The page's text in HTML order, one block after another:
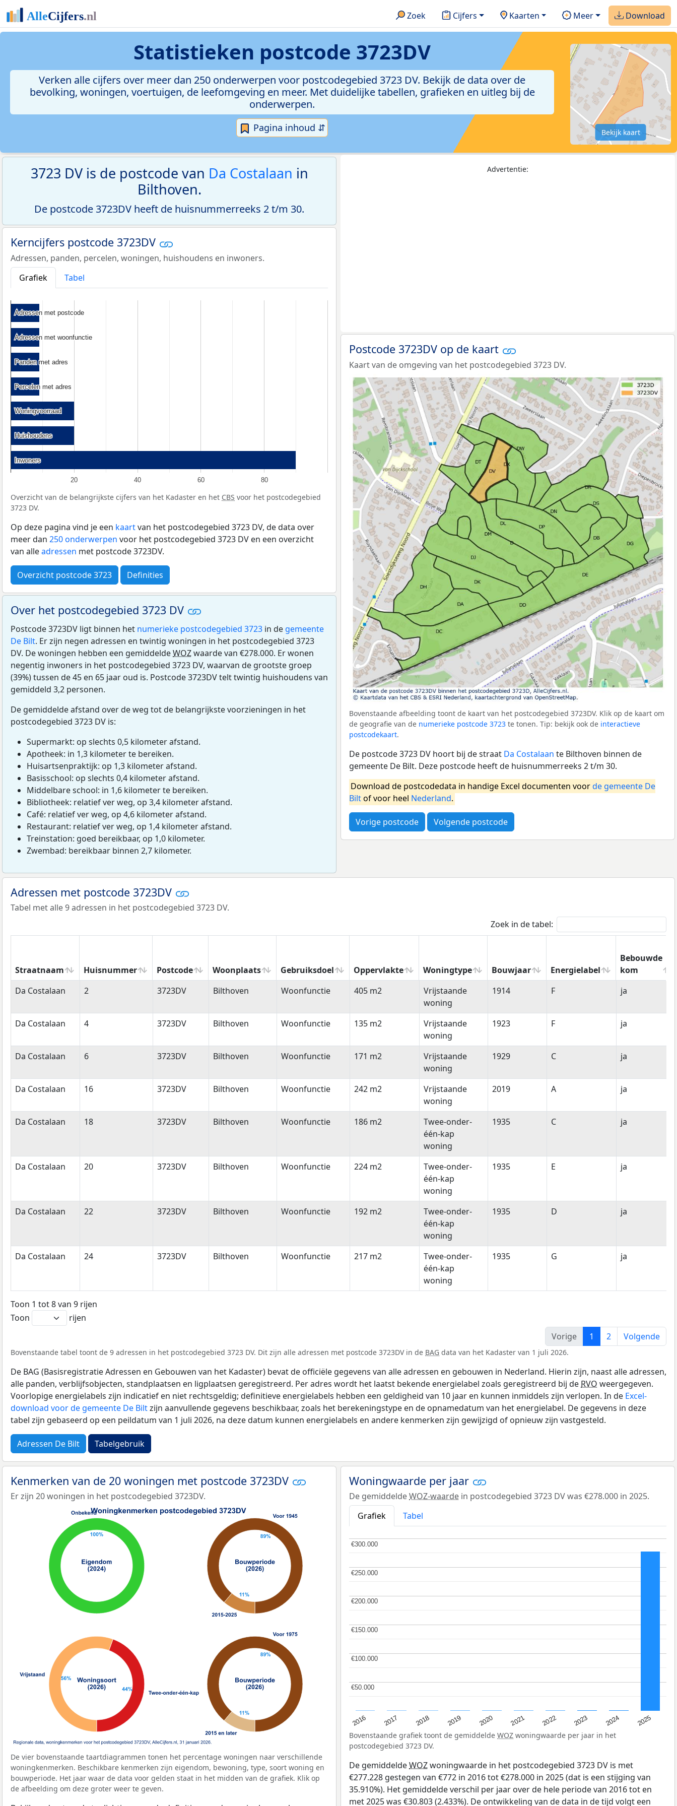
Zoek Cijfers Kaarten Meer Download
Statistieken postcode 3723DV
Verken alle cijfers over meer dan 250 onderwerpen voor postcodegebied 3723 DV. Bekijk de data over de
bevolking, woningen, voertuigen, de leefomgeving en meer. Met duidelijke tabellen, grafieken en uitleg bij de
onderwerpen.
Pagina inhoud ⇵ Bekijk kaart
3723 DV is de postcode van Da Costalaan in
Bilthoven.
De postcode 3723DV heeft de huisnummerreeks 2 t/m 30.
Kerncijfers postcode 3723DV
Adressen, panden, percelen, woningen, huishoudens en inwoners.
Grafiek
Tabel
20 40 60 80
Adressen met postcode
Adressen met postcode
Adressen met woonfunctie
Adressen met woonfunctie
Panden met adres
Panden met adres
Percelen met adres
Percelen met adres
Woningvoorraad
Woningvoorraad
Huishoudens
Huishoudens
Inwoners
Inwoners
Overzicht van de belangrijkste cijfers van het Kadaster en het CBS voor het postcodegebied
3723 DV.
Op deze pagina vind je een kaartvan het postcodegebied 3723 DV, de data over
meer dan 250 onderwerpen voor het postcodegebied 3723 DV en een overzicht
van alleadressen met postcode 3723DV.
Overzicht postcode 3723 Definities
Over het postcodegebied 3723 DV
Postcode 3723DV ligt binnen het numerieke postcodegebied 3723 in de gemeente
De Bilt. Er zijn negen adressen en twintig woningen in het postcodegebied 3723
DV. De woningen hebben een gemiddeldeWOZwaarde van €278.000. Er wonen
negentig inwoners in het postcodegebied 3723 DV, waarvan de grootste groep
(39%) tussen de 45 en 65 jaar oud is. Postcode 3723DV telt twintig huishoudens van
gemiddeld 3,2 personen.
De gemiddelde afstand over de weg tot de belangrijkste voorzieningen in het
postcodegebied 3723 DV is:
Supermarkt: op slechts 0,5 kilometer afstand.
Apotheek: in 1,3 kilometer te bereiken.
Huisartsenpraktijk: op 1,3 kilometer afstand.
Basisschool: op slechts 0,4 kilometer afstand.
Middelbare school: in 1,6 kilometer te bereiken.
Bibliotheek: relatief ver weg, op 3,4 kilometer afstand.
Café: relatief ver weg, op 4,6 kilometer afstand.
Restaurant: relatief ver weg, op 1,4 kilometer afstand.
Treinstation: goed bereikbaar, op 1,0 kilometer.
Zwembad: bereikbaar binnen 2,7 kilometer.
Advertentie:
Postcode 3723DV op de kaart
Kaart van de omgeving van het postcodegebied 3723 DV.
Bovenstaande afbeelding toont de kaart van het postcodegebied 3723DV. Klik op de kaart om
de geografie van de numerieke postcode 3723 te tonen. Tip: bekijk ook de interactieve
postcodekaart.
De postcode 3723 DV hoort bij de straat Da Costalaan te Bilthoven binnen de
gemeente De Bilt. Deze postcode heeft de huisnummerreeks 2 t/m 30.
Download de postcodedata in handige Excel documenten voorde gemeente De
Biltof voor heel Nederland.
Vorige postcode Volgende postcode
Adressen met postcode 3723DV
Tabel met alle 9 adressen in het postcodegebied 3723 DV.
Zoek in de tabel:
Straatnaam Huisnummer Postcode Woonplaats Gebruiksdoel Oppervlakte Woningtype Bouwjaar Energielabel
Bebouwde
kom
Straatnaam
Huisnummer Postcode Woonplaats Gebruiksdoel Oppervlakte Woningtype Bouwjaar Energielabel
Bebouwde
kom
Da Costalaan 2 3723DV Bilthoven Woonfunctie 405 m2
Vrijstaande
woning
1914 F ja
Da Costalaan 4 3723DV Bilthoven Woonfunctie 135 m2
Vrijstaande
woning
1923 F ja
Da Costalaan 6 3723DV Bilthoven Woonfunctie 171 m2
Vrijstaande
woning
1929 C ja
Da Costalaan 16 3723DV Bilthoven Woonfunctie 242 m2
Vrijstaande
woning
2019 A ja
Da Costalaan 18 3723DV Bilthoven Woonfunctie 186 m2
Twee-onder-
één-kap
woning
1935 C ja
Da Costalaan 20 3723DV Bilthoven Woonfunctie 224 m2
Twee-onder-
één-kap
woning
1935 E ja
Da Costalaan 22 3723DV Bilthoven Woonfunctie 192 m2
Twee-onder-
één-kap
woning
1935 D ja
Da Costalaan 24 3723DV Bilthoven Woonfunctie 217 m2
Twee-onder-
één-kap
woning
1935 G ja
Toon 1 tot 8 van 9 rijen
Toon
rijen
Vorige
1 2 Volgende
Bovenstaande tabel toont de 9 adressen in het postcodegebied 3723 DV. Dit zijn alle adressen met postcode 3723DV in de BAG data van het Kadaster van 1 juli 2026.
De BAG (Basisregistratie Adressen en Gebouwen van het Kadaster) bevat de officiële gegevens van alle adressen en gebouwen in Nederland. Hierin zijn, naast alle adressen,
alle panden, verblijfsobjecten, standplaatsen en ligplaatsen geregistreerd. Per adres wordt het laatst bekende energielabel zoals geregistreerd bij de RVO weergegeven.
Voorlopige energielabels zijn indicatief en niet rechtsgeldig; definitieve energielabels hebben een geldigheid van 10 jaar en kunnen inmiddels zijn verlopen. In de Excel-
download voor de gemeente De Biltzijn aanvullende gegevens beschikbaar, zoals het berekeningstype en de opnamedatum van het energielabel. De gegevens in deze
tabel zijn gebaseerd op een peildatum van 1 juli 2026, na deze datum kunnen energielabels en andere kenmerken zijn gewijzigd of opnieuw zijn vastgesteld.
Adressen De Bilt Tabelgebruik
Kenmerken van de 20 woningen met postcode 3723DV
Er zijn 20 woningen in het postcodegebied 3723DV.
De vier bovenstaande taartdiagrammen tonen het percentage woningen naar verschillende
woningkenmerken. Beschikbare kenmerken zijn eigendom, bewoning, type, soort woning en
bouwperiode. Het jaar waar de data voor gelden staat in het midden van de grafiek. Klik op
de afbeelding om deze groter weer te geven.
Woningwaarde per jaar
De gemiddeldeWOZ-waarde in postcodegebied 3723 DV was €278.000 in 2025.
Grafiek
Tabel
2016 2017 2018 2019 2020 2021 2022 2023 2024 2025
€50.000
€50.000
€100.000
€100.000
€150.000
€150.000
€200.000
€200.000
€250.000
€250.000
€300.000
€300.000
Bovenstaande grafiek toont de gemiddelde WOZ woningwaarde per jaar in het
postcodegebied 3723 DV.
De gemiddeldeWOZwoningwaarde in het postcodegebied 3723 DV is met
€277.228 gestegen van €772 in 2016 tot €278.000 in 2025 (dat is een stijging van
35.910%). Het gemiddelde verschil per jaar over de hele periode van 2016 tot en
met 2025 was €30.803 (2.433%). De ontwikkeling van de data in de tijd volgt een